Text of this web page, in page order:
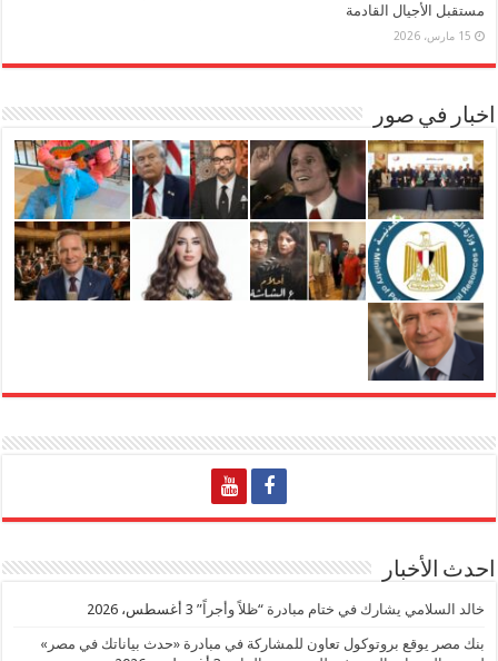
مستقبل الأجيال القادمة
15 مارس، 2026
اخبار في صور
احدث الأخبار
خالد السلامي يشارك في ختام مبادرة “ظلاً وأجراً” 3 أغسطس، 2026
بنك مصر يوقع بروتوكول تعاون للمشاركة في مبادرة «حدث بياناتك في مصر»